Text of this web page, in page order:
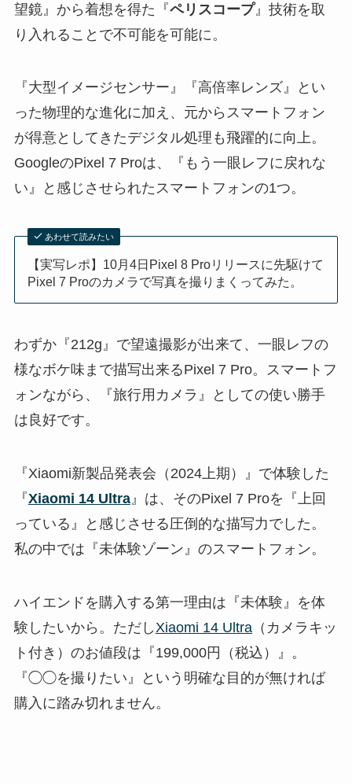
望鏡』から着想を得た『ペリスコープ』技術を取
り入れることで不可能を可能に。
『大型イメージセンサー』『高倍率レンズ』とい
った物理的な進化に加え、元からスマートフォン
が得意としてきたデジタル処理も飛躍的に向上。
GoogleのPixel 7 Proは、『もう一眼レフに戻れな
い』と感じさせられたスマートフォンの1つ。
あわせて読みたい
【実写レポ】10月4日Pixel 8 Proリリースに先駆けて
Pixel 7 Proのカメラで写真を撮りまくってみた。
わずか『212g』で望遠撮影が出来て、一眼レフの
様なボケ味まで描写出来るPixel 7 Pro。スマートフ
ォンながら、『旅行用カメラ』としての使い勝手
は良好です。
『Xiaomi新製品発表会（2024上期）』で体験した
『Xiaomi 14 Ultra』は、そのPixel 7 Proを『上回
っている』と感じさせる圧倒的な描写力でした。
私の中では『未体験ゾーン』のスマートフォン。
ハイエンドを購入する第一理由は『未体験』を体
験したいから。ただし Xiaomi 14 Ultra（カメラキッ
ト付き）のお値段は『199,000円（税込）』。
『◯◯を撮りたい』という明確な目的が無ければ
購入に踏み切れません。